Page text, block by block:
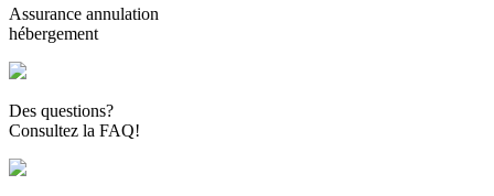
Assurance annulation
hébergement
Des questions?
Consultez la FAQ!